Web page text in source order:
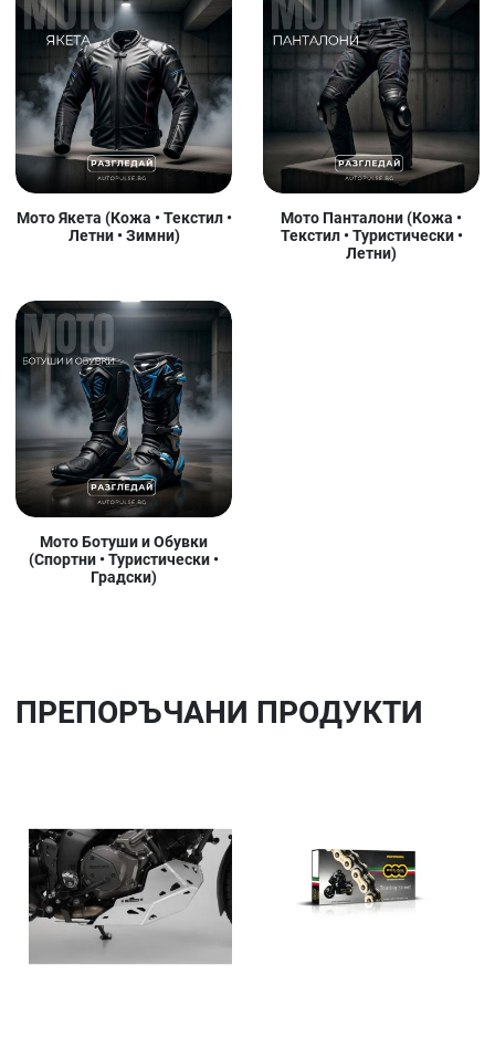
Мото Якета (Кожа • Текстил •
Летни • Зимни)
Мото Панталони (Кожа •
Текстил • Туристически •
Летни)
Мото Ботуши и Обувки
(Спортни • Туристически •
Градски)
ПРЕПОРЪЧАНИ ПРОДУКТИ
Quick View